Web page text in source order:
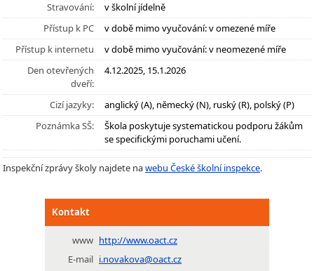
Stravování:
v školní jídelně
Přístup k PC
v době mimo vyučování: v omezené míře
Přístup k internetu
v době mimo vyučování: v neomezené míře
Den otevřených
dveří:
4.12.2025, 15.1.2026
Cizí jazyky:
anglický (A), německý (N), ruský (R), polský (P)
Poznámka SŠ:
Škola poskytuje systematickou podporu žákům
se specifickými poruchami učení.
Inspekční zprávy školy najdete nawebu České školní inspekce.
Kontakt
www http://www.oact.cz
E-mail i.novakova@oact.cz